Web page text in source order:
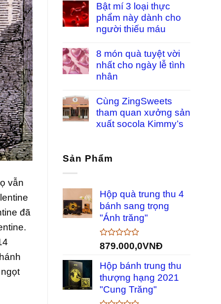
vẫn
đã
Bật mí 3 loại thực
phẩm này dành cho
người thiếu máu
8 món quà tuyệt vời
nhất cho ngày lễ tình
nhân
Cùng ZingSweets
tham quan xưởng sản
xuất socola Kimmy’s
Sản Phẩm
Hộp quà trung thu 4
bánh sang trọng
"Ánh trăng"
Được
xếp
0
5
sao
879.000,0VNĐ
Hộp bánh trung thu
thượng hạng 2021
"Cung Trăng"